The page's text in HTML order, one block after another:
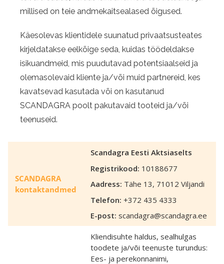
millised on teie andmekaitsealased õigused.
Käesolevas klientidele suunatud privaatsusteates
kirjeldatakse eelkõige seda, kuidas töödeldakse
isikuandmeid, mis puudutavad potentsiaalseid ja
olemasolevaid kliente ja/või muid partnereid, kes
kavatsevad kasutada või on kasutanud
SCANDAGRA poolt pakutavaid tooteid ja/või
teenuseid.
SCANDAGRA
kontaktandmed
Scandagra Eesti Aktsiaselts
Registrikood: 10188677
Aadress: Tähe 13, 71012 Viljandi
Telefon: +372 435 4333
E-post: scandagra@scandagra.ee
Kliendisuhte haldus, sealhulgas
toodete ja/või teenuste turundus:
Ees- ja perekonnanimi,